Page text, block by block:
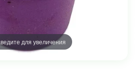
для увеличения